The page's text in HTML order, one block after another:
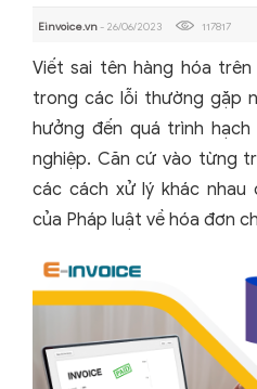
Einvoice.vn- 26/06/2023 117817
Viết sai tên hàng hóa trên
trong các lỗi thường gặp
hưởng đến quá trình
nghiệp. Căn cứ vào từng
các cách xử lý khác nhau
của Pháp luật về hóa đơn